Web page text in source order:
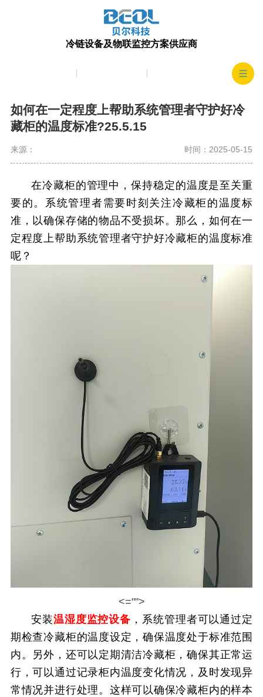
冷链设备及物联监控方案供应商
如何在一定程度上帮助系统管理者守护好冷
藏柜的温度标准?25.5.15
来源： 时间：2025-05-15
在冷藏柜的管理中，保持稳定的温度是至关重
要的。系统管理者需要时刻关注冷藏柜的温度标
准，以确保存储的物品不受损坏。那么，如何在一
定程度上帮助系统管理者守护好冷藏柜的温度标准
呢？
<="">
安装温湿度监控设备 ，系统管理者可以通过定
期检查冷藏柜的温度设定，确保温度处于标准范围
内。另外，还可以定期清洁冷藏柜，确保其正常运
行，可以通过记录柜内温度变化情况，及时发现异
常情况并进行处理。这样可以确保冷藏柜内的样本